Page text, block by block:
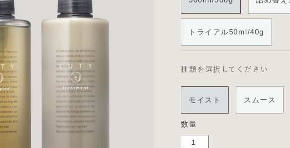
トライアル50ml/40g
種類を選択してください
モイスト スムース
数量